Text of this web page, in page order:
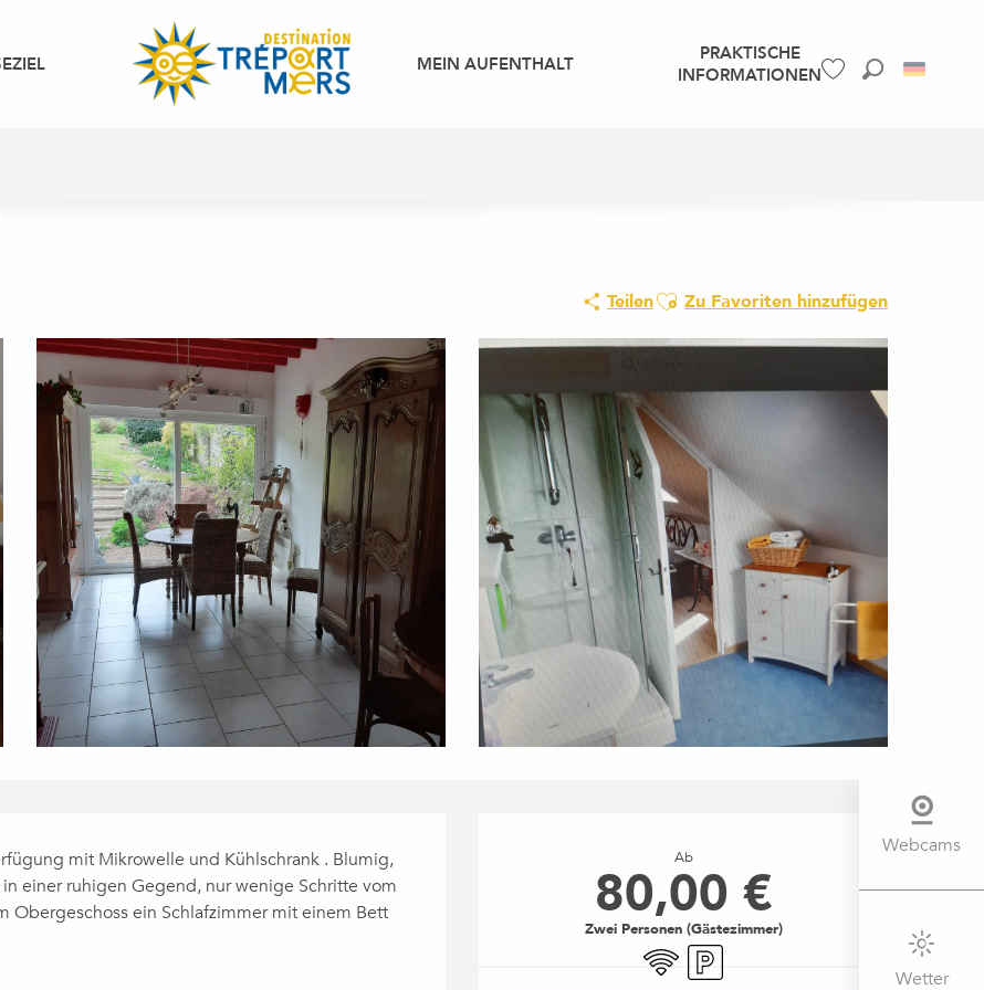
MEIN AUFENTHALT
PRAKTISCHE
INFORMATIONEN
Webcams
Wetter
TeilenAjouter aux favoris
Zu Favoriten hinzufügen
ÖFFNUNGSZEITEN &
Ab
80,00 €
Zwei Personen (Gästezimmer)
Wi-Fi Parkplatz
mit Mikrowelle und Kühlschrank . Blumig,
einer ruhigen Gegend, nur wenige Schritte vom
Obergeschoss ein Schlafzimmer mit einem Bett